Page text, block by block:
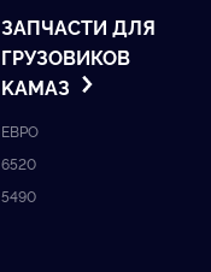
ЗАПЧАСТИ ДЛЯ
ГРУЗОВИКОВ
KАМАЗ
ЕВРО
6520
5490